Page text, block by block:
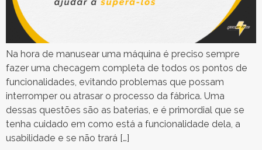
Na hora de manusear uma máquina é preciso sempre
fazer uma checagem completa de todos os pontos de
funcionalidades, evitando problemas que possam
interromper ou atrasar o processo da fábrica. Uma
dessas questões são as baterias, e é primordial que se
tenha cuidado em como está a funcionalidade dela, a
usabilidade e se não trará […]